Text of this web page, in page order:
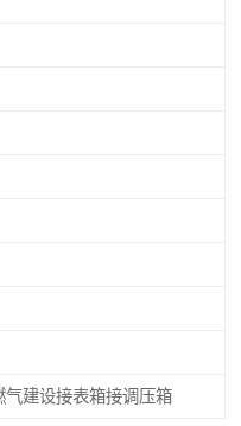
建设接表箱接调压箱